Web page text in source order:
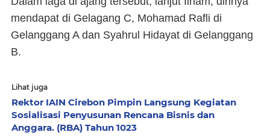
mendapat di Gelagang C, Mohamad Rafli di
Gelanggang A dan Syahrul Hidayat di Gelanggang
B.
Lihat juga
Rektor IAIN Cirebon Pimpin Langsung Kegiatan
Sosialisasi Penyusunan Rencana Bisnis dan
Anggara. (RBA) Tahun 1023